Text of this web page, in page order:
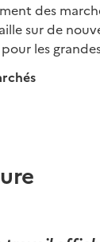
des
sur de
les